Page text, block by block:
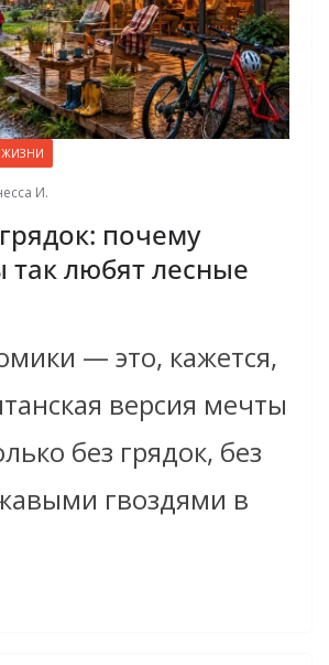
ЖИЗНИ
И.
почему
так любят лесные
— это, кажется,
версия мечты
без грядок, без
гвоздями в